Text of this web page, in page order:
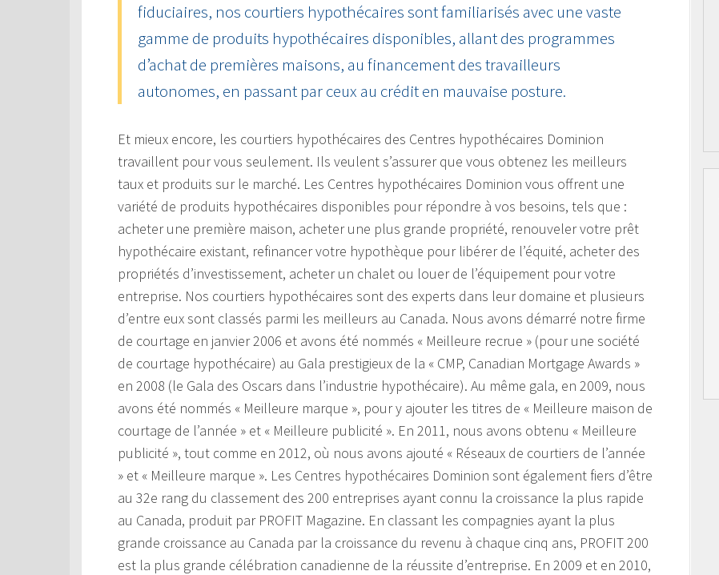
fiduciaires, nos courtiers hypothécaires sont familiarisés avec une vaste
gamme de produits hypothécaires disponibles, allant des programmes
d’achat de premières maisons, au financement des travailleurs
autonomes, en passant par ceux au crédit en mauvaise posture.
Et mieux encore, les courtiers hypothécaires des Centres hypothécaires Dominion
travaillent pour vous seulement. Ils veulent s’assurer que vous obtenez les meilleurs
taux et produits sur le marché. Les Centres hypothécaires Dominion vous offrent une
variété de produits hypothécaires disponibles pour répondre à vos besoins, tels que :
acheter une première maison, acheter une plus grande propriété, renouveler votre prêt
hypothécaire existant, refinancer votre hypothèque pour libérer de l’équité, acheter des
propriétés d’investissement, acheter un chalet ou louer de l’équipement pour votre
entreprise. Nos courtiers hypothécaires sont des experts dans leur domaine et plusieurs
d’entre eux sont classés parmi les meilleurs au Canada. Nous avons démarré notre firme
de courtage en janvier 2006 et avons été nommés « Meilleure recrue » (pour une société
de courtage hypothécaire) au Gala prestigieux de la « CMP, Canadian Mortgage Awards »
en 2008 (le Gala des Oscars dans l’industrie hypothécaire). Au même gala, en 2009, nous
avons été nommés « Meilleure marque », pour y ajouter les titres de « Meilleure maison de
courtage de l’année » et « Meilleure publicité ». En 2011, nous avons obtenu « Meilleure
publicité », tout comme en 2012, où nous avons ajouté « Réseaux de courtiers de l’année
» et « Meilleure marque ». Les Centres hypothécaires Dominion sont également fiers d’être
au 32e rang du classement des 200 entreprises ayant connu la croissance la plus rapide
au Canada, produit par PROFIT Magazine. En classant les compagnies ayant la plus
grande croissance au Canada par la croissance du revenu à chaque cinq ans, PROFIT 200
est la plus grande célébration canadienne de la réussite d’entreprise. En 2009 et en 2010,